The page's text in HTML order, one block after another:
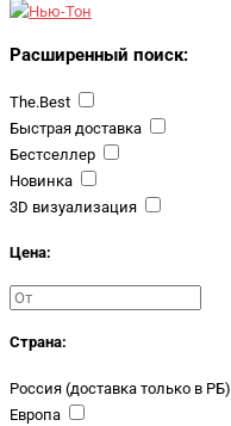
Расширенный поиск:
The.Best
Быстрая доставка
Бестселлер
Новинка
3D визуализация
Цена:
Страна:
Россия (доставка только в РБ)
Европа